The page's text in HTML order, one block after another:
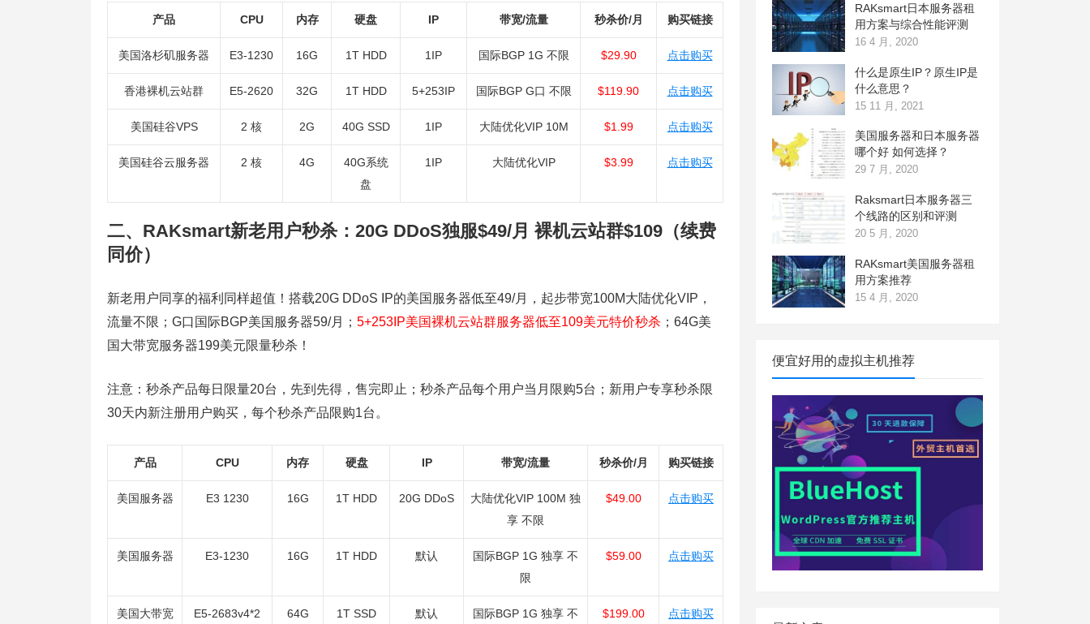
产品 CPU 内存 硬盘 IP 带宽/流量 秒杀价/月 购买链接
美国洛杉矶服务器 E3-1230 16G 1T HDD 1IP 国际BGP 1G 不限 $29.90 点击购买
香港裸机云站群 E5-2620 32G 1T HDD 5+253IP 国际BGP G口 不限 $119.90 点击购买
美国硅谷VPS 2 核 2G 40G SSD 1IP 大陆优化VIP 10M $1.99 点击购买
美国硅谷云服务器 2 核 4G
40G系统
盘
1IP 大陆优化VIP $3.99 点击购买
二、RAKsmart新老用户秒杀：20G DDoS独服$49/月 裸机云站群$109（续费
同价）
新老用户同享的福利同样超值！搭载20G DDoS IP的美国服务器低至49/月，起步带宽100M大陆优化VIP，
流量不限；G口国际BGP美国服务器59/月； 5+253IP美国裸机云站群服务器低至109美元特价秒杀 ；64G美
国大带宽服务器199美元限量秒杀！
注意：秒杀产品每日限量20台，先到先得，售完即止；秒杀产品每个用户当月限购5台；新用户专享秒杀限
30天内新注册用户购买，每个秒杀产品限购1台。
产品 CPU 内存 硬盘 IP 带宽/流量 秒杀价/月 购买链接
美国服务器 E3 1230 16G 1T HDD 20G DDoS
大陆优化VIP 100M 独
享 不限
$49.00 点击购买
美国服务器 E3-1230 16G 1T HDD 默认
国际BGP 1G 独享 不
限
$59.00 点击购买
美国大带宽 E5-2683v4*2 64G 1T SSD 默认
国际BGP 1G 独享 不
$199.00 点击购买
RAKsmart日本服务器租
用方案与综合性能评测
16 4 月, 2020
什么是原生IP？原生IP是
什么意思？
15 11 月, 2021
美国服务器和日本服务器
哪个好 如何选择？
29 7 月, 2020
Raksmart日本服务器三
个线路的区别和评测
20 5 月, 2020
RAKsmart美国服务器租
用方案推荐
15 4 月, 2020
便宜好用的虚拟主机推荐